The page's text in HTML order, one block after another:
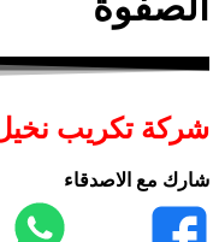
شركة تكريب نخيل
شارك مع الاصدقاء